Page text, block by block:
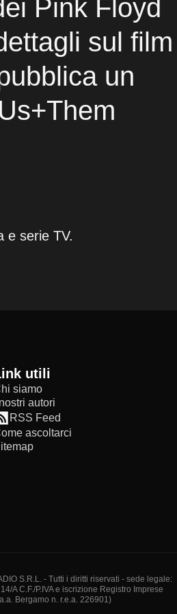
Pink Floyd
sul film
un
e serie TV.
Link utili
siamo
nostri autori
RSS Feed
ascoltarci
S.R.L. - Tutti i diritti riservati - sede legale:
A C.F./P.IVA e iscrizione Registro Imprese
Bergamo n. r.e.a. 226901)